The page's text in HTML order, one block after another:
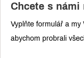
Chcete s námi
Vyplňte formulář a my
abychom probrali